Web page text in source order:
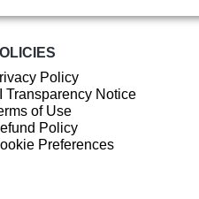
Policy
Transparency Notice
of Use
Policy
Preferences